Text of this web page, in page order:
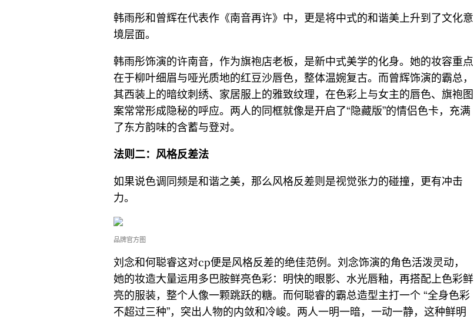
韩雨彤和曾辉在代表作《南音再许》中，更是将中式的和谐美上升到了文化意
境层面。
韩雨彤饰演的许南音，作为旗袍店老板，是新中式美学的化身。她的妆容重点
在于柳叶细眉与哑光质地的红豆沙唇色，整体温婉复古。而曾辉饰演的霸总，
其西装上的暗纹刺绣、家居服上的雅致纹理，在色彩上与女主的唇色、旗袍图
案常常形成隐秘的呼应。两人的同框就像是开启了“隐藏版”的情侣色卡，充满
了东方韵味的含蓄与登对。
法则二：风格反差法
如果说色调同频是和谐之美，那么风格反差则是视觉张力的碰撞，更有冲击
力。
品牌官方图
刘念和何聪睿这对cp便是风格反差的绝佳范例。刘念饰演的角色活泼灵动，
她的妆造大量运用多巴胺鲜亮色彩：明快的眼影、水光唇釉，再搭配上色彩鲜
亮的服装，整个人像一颗跳跃的糖。而何聪睿的霸总造型主打一个 “全身色彩
不超过三种”，突出人物的内敛和冷峻。两人一明一暗，一动一静，这种鲜明